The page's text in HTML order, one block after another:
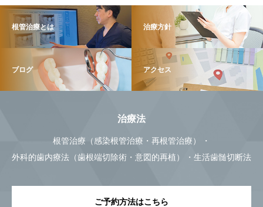
根管治療とは 治療方針
ブログ アクセス
治療法
根管治療（感染根管治療・再根管治療）
外科的歯内療法（歯根端切除術・意図的再植）
生活歯髄切断法
ご予約方法はこちら